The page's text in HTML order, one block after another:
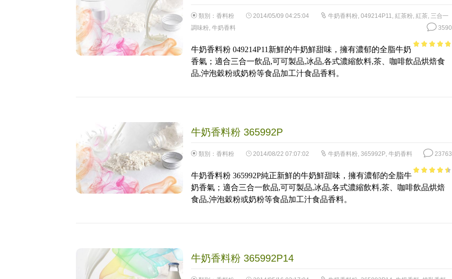
類別： 香料粉 2014/05/09 04:25:04 牛奶香料粉, 049214P11, 紅茶粉, 紅茶, 三合一
調味粉, 牛奶香料 3590
5
牛奶香料粉 049214P11新鮮的牛奶鮮甜味，擁有濃郁的全脂牛奶
香氣；適合三合一飲品,可可製品,冰品,各式濃縮飲料,茶、咖啡飲品烘焙食
品,沖泡穀粉或奶粉等食品加工汁食品香料。
牛奶香料粉 365992P
類別： 香料粉 2014/08/22 07:07:02 牛奶香料粉, 365992P, 牛奶香料 23763
of 5
牛奶香料粉 365992P純正新鮮的牛奶鮮甜味，擁有濃郁的全脂牛
奶香氣；適合三合一飲品,可可製品,冰品,各式濃縮飲料,茶、咖啡飲品烘焙
食品,沖泡穀粉或奶粉等食品加工汁食品香料。
牛奶香料粉 365992P14